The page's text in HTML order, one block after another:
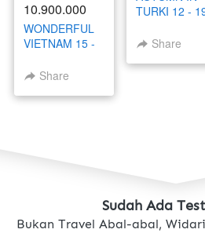
10.900.000
WONDERFUL
VIETNAM 15 -
2026Share
TURKI 12 -
2026Share
Sudah Ada
Bukan Travel Abal-abal,